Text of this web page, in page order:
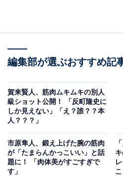
編集部が選ぶおすすめ記
賀来賢人、筋肉ムキムキの別人
級ショット公開！ 「反町隆史に
しか見えない」「え？誰？？本
人？？？」
市原隼人、鍛え上げた腕の筋肉
が「たまらんかっこいい」と話
題に！ 「肉体美がすごすぎで
す」
こ